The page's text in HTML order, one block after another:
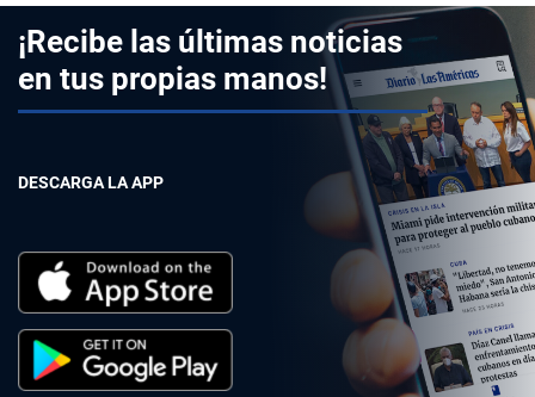
¡Recibe las últimas noticias
en tus propias manos!
DESCARGA LA APP